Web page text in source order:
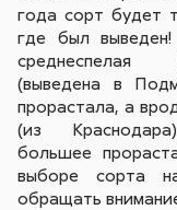
года сорт будет
где был
(выведена в
прорастала, а
(из
большее
выборе сорта
обращать